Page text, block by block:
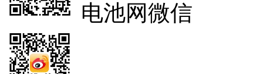
电池网微信